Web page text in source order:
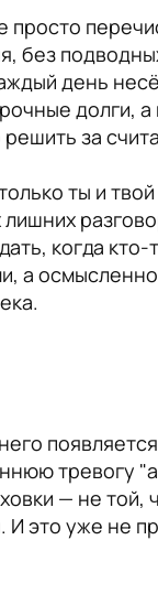
просто
без
день
долги, а
за
ты и
когда
а
тревогу
— не той,
И это уже не